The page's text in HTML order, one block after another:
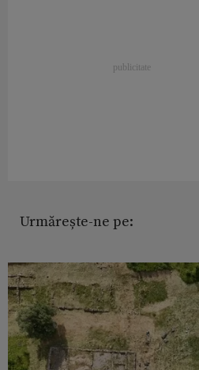
Urmărește-ne pe: